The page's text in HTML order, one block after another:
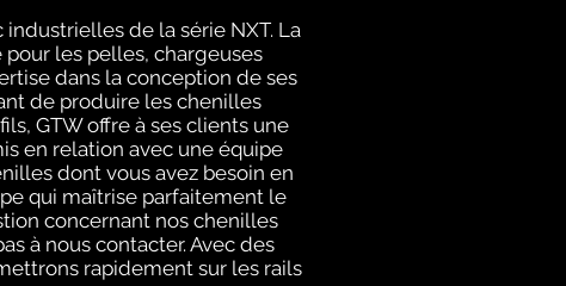
de la série NXT. La
les pelles, chargeuses
dans la conception de ses
de produire les chenilles
GTW offre à ses clients une
en relation avec une équipe
dont vous avez besoin en
qui maîtrise parfaitement le
concernant nos chenilles
à nous contacter. Avec des
rapidement sur les rails